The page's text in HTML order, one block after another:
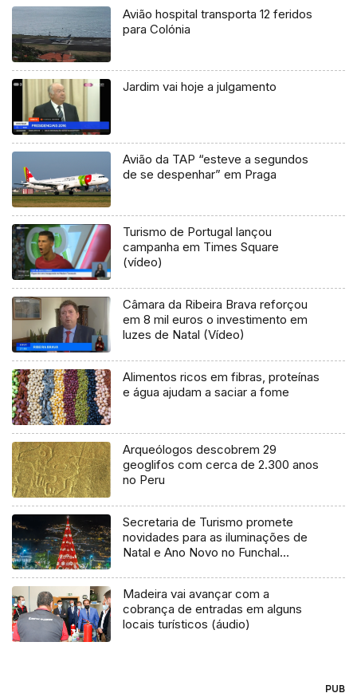
Avião hospital transporta 12 feridos
para Colónia
Jardim vai hoje a julgamento
Avião da TAP “esteve a segundos
de se despenhar” em Praga
Turismo de Portugal lançou
campanha em Times Square
(vídeo)
Câmara da Ribeira Brava reforçou
em 8 mil euros o investimento em
luzes de Natal (Vídeo)
Alimentos ricos em fibras, proteínas
e água ajudam a saciar a fome
Arqueólogos descobrem 29
geoglifos com cerca de 2.300 anos
no Peru
Secretaria de Turismo promete
novidades para as iluminações de
Natal e Ano Novo no Funchal
Madeira vai avançar com a
cobrança de entradas em alguns
locais turísticos (áudio)
PUB